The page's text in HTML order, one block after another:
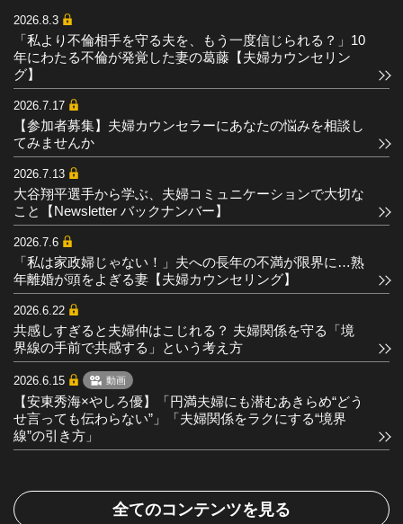
2026.8.3
「私より不倫相手を守る夫を、もう一度信じられる？」10
年にわたる不倫が発覚した妻の葛藤【夫婦カウンセリン
グ】
2026.7.17
【参加者募集】夫婦カウンセラーにあなたの悩みを相談し
てみませんか
2026.7.13
大谷翔平選手から学ぶ、夫婦コミュニケーションで大切な
こと【Newsletter バックナンバー】
2026.7.6
「私は家政婦じゃない！」夫への長年の不満が限界に…熟
年離婚が頭をよぎる妻【夫婦カウンセリング】
2026.6.22
共感しすぎると夫婦仲はこじれる？ 夫婦関係を守る「境
界線の手前で共感する」という考え方
2026.6.15 動画
【安東秀海×やしろ優】「円満夫婦にも潜むあきらめ“どう
せ言っても伝わらない”」「夫婦関係をラクにする“境界
線”の引き方」
全てのコンテンツを見る